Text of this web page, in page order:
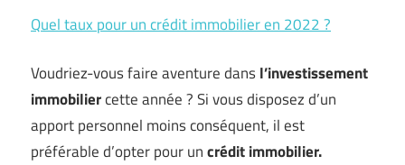
Quel taux pour un crédit immobilier en 2022 ?
Voudriez-vous faire aventure dansl’investissement
immobiliercette année ? Si vous disposez d’un
apport personnel moins conséquent, il est
préférable d’opter pour uncrédit immobilier.